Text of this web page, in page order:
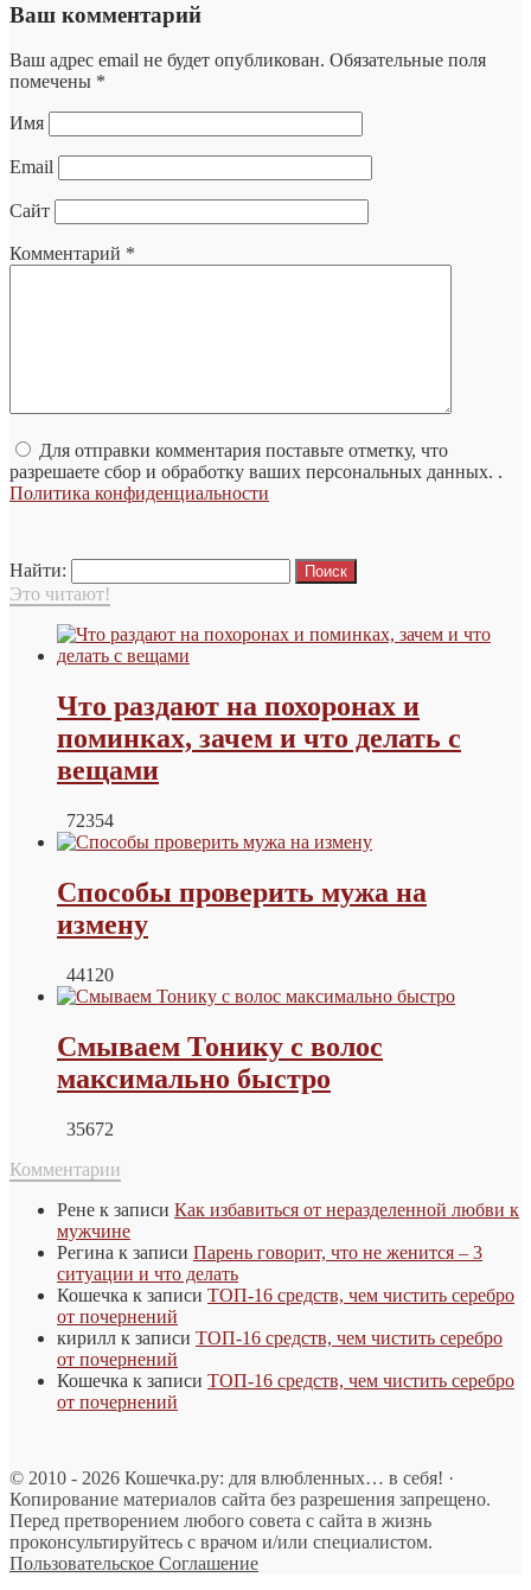
Ваш комментарий
Ваш адрес email не будет опубликован. Обязательные поля
помечены *
Имя
Email
Сайт
Комментарий *
Для отправки комментария поставьте отметку, что
разрешаете сбор и обработку ваших персональных данных. .
Политика конфиденциальности
Найти:
Это читают!
Что раздают на похоронах и
поминках, зачем и что делать с
вещами
72354
Способы проверить мужа на
измену
44120
Смываем Тонику с волос
максимально быстро
35672
Комментарии
Рене к записи Как избавиться от неразделенной любви к
мужчине
Регина к записи Парень говорит, что не женится – 3
ситуации и что делать
Кошечка к записи ТОП-16 средств, чем чистить серебро
от почернений
кирилл к записи ТОП-16 средств, чем чистить серебро
от почернений
Кошечка к записи ТОП-16 средств, чем чистить серебро
от почернений
© 2010 - 2026 Кошечка.ру: для влюбленных… в себя! ·
Копирование материалов сайта без разрешения запрещено.
Перед претворением любого совета с сайта в жизнь
проконсультируйтесь с врачом и/или специалистом.
Пользовательское Соглашение